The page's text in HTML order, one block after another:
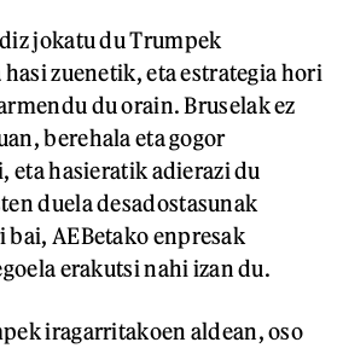
jokatu du Trumpek
zuenetik, eta estrategia hori
du orain. Bruselak ez
berehala eta gogor
eta hasieratik adierazi du
duela desadostasunak
AEBetako enpresak
erakutsi nahi izan du.
iragarritakoen aldean, oso